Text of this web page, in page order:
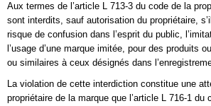
Aux termes de l’article L 713-3 du code de la
sont interdits, sauf autorisation du propriétaire,
risque de confusion dans l’esprit du public,
l’usage d’une marque imitée, pour des produits
ou similaires à ceux désignés dans
La violation de cette interdiction constitue une
propriétaire de la marque que l’article L 716-1 du